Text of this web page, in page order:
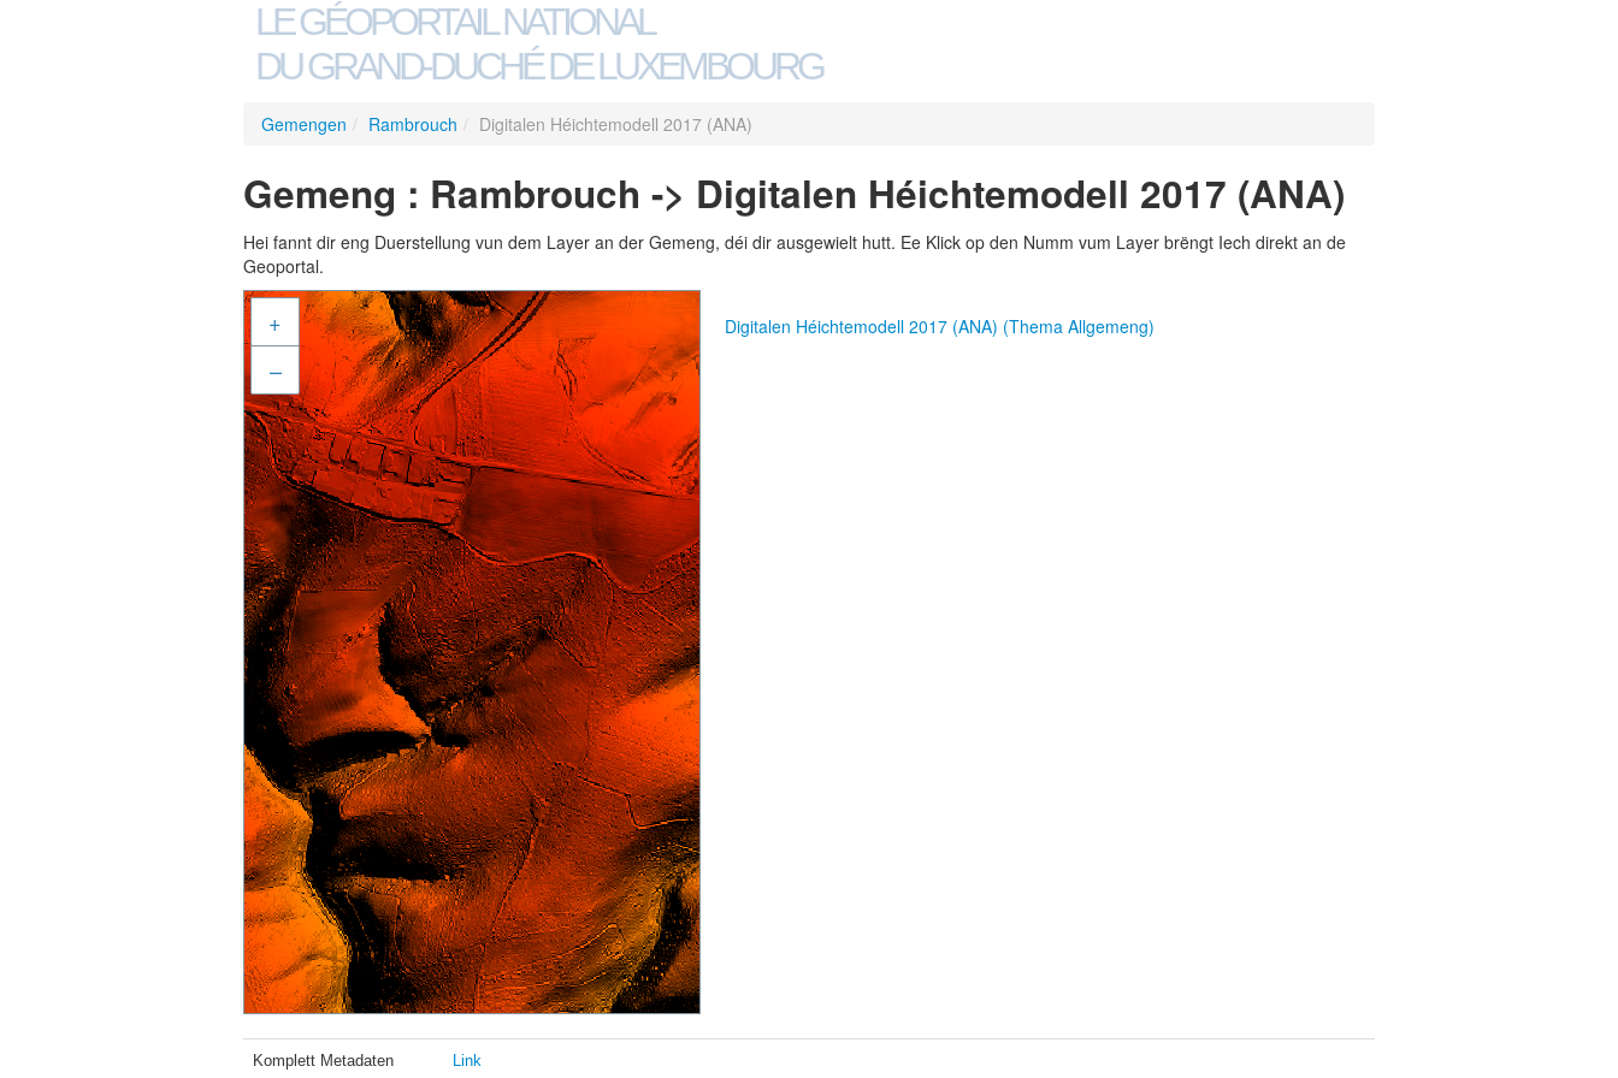
LE GÉOPORTAIL NATIONAL
DU GRAND-DUCHÉ DE LUXEMBOURG
Gemengen / Rambrouch / Digitalen Héichtemodell 2017 (ANA)
Gemeng : Rambrouch -> Digitalen Héichtemodell 2017 (ANA)
Hei fannt dir eng Duerstellung vun dem Layer an der Gemeng, déi dir ausgewielt hutt. Ee Klick op den Numm vum Layer brëngt Iech direkt an de
Geoportal.
+
–
Digitalen Héichtemodell 2017 (ANA) (Thema Allgemeng)
Komplett Metadaten Link